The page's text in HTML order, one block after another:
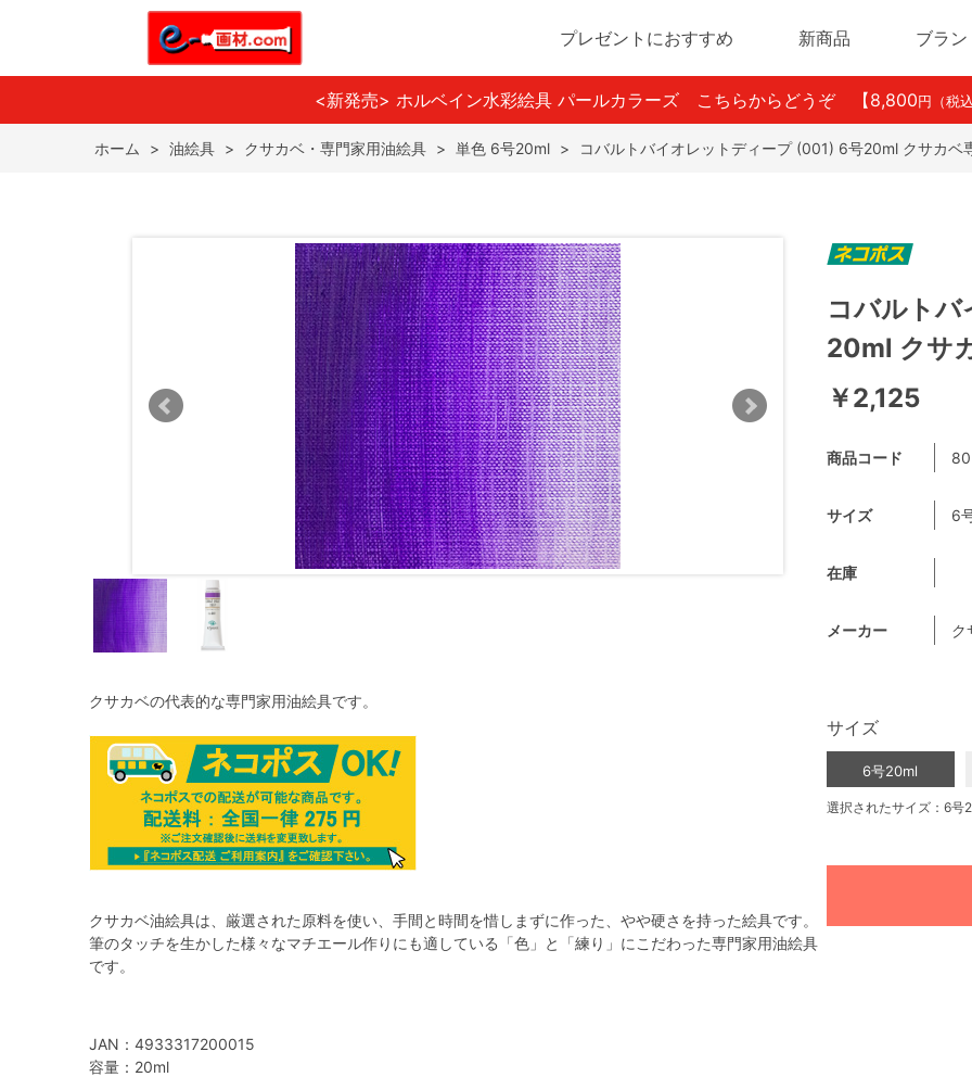
プレゼントにおすすめ 新商品 ブラン
<新発売> ホルベイン水彩絵具 パールカラーズ こちらからどうぞ 【8,800 円（税
ホーム > 油絵具 > クサカベ・専門家用油絵具 > 単色 6号20ml > コバルトバイオレットディープ (001) 6号20ml クサカベ
クサカベの代表的な専門家用油絵具です。
クサカベ油絵具は、厳選された原料を使い、手間と時間を惜しまずに作った、やや硬さを持った絵具です。
筆のタッチを生かした様々なマチエール作りにも適している「色」と「練り」にこだわった専門家用油絵具
です。
JAN：4933317200015
容量：20ml
コバルト
20ml クサ
￥2,125
商品コード
サイズ 6
在庫
メーカー ク
サイズ
6号20ml
選択されたサイズ：6号